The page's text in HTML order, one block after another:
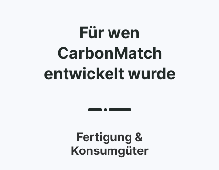
Für wen
CarbonMatch
entwickelt wurde
Fertigung &
Konsumgüter